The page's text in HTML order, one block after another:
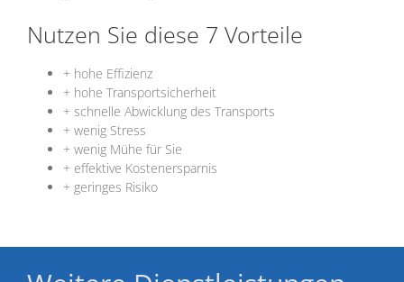
Nutzen Sie diese 7 Vorteile
+ hohe Effizienz
+ hohe Transportsicherheit
+ schnelle Abwicklung des Transports
+ wenig Stress
+ wenig Mühe für Sie
+ effektive Kostenersparnis
+ geringes Risiko